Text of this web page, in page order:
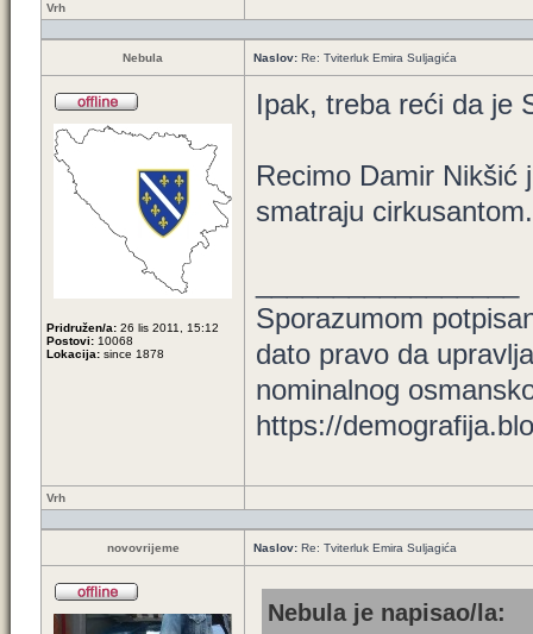
Vrh
Nebula Naslov: Re: Tviterluk Emira Suljagića
Pridružen/a: 26 lis 2011, 15:12
Postovi: 10068
Lokacija: since 1878
Ipak, treba reći da je
Recimo Damir Nikšić
smatraju cirkusantom.
Sporazumom
dato pravo da
nominalnog
https://
Vrh
novovrijeme Naslov: Re: Tviterluk Emira Suljagića
Nebula je napisao/la: